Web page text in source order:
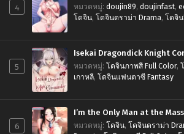
4 หมวดหมู่: doujin89, doujinfast,
โดจิน, โดจินดราม่า Drama, โดจิ
5
Isekai Dragondick Knight
หมวดหมู่: โดจินภาพสี Full Color,
เกาหลี, โดจินแฟนตาซี Fantasy
6
I’m the Only Man at the
หมวดหมู่: โดจิน, โดจินดราม่า